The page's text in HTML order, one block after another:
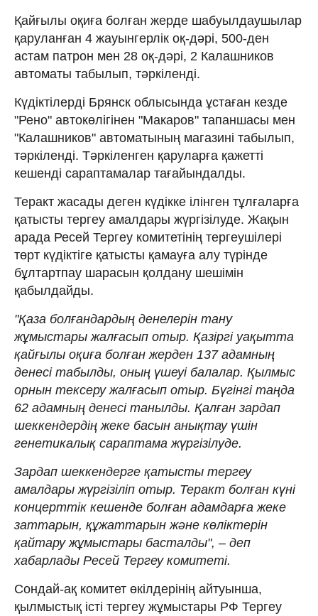
Қайғылы оқиға болған жерде шабуылдаушылар
қаруланған 4 жауынгерлік оқ-дәрі, 500-ден
астам патрон мен 28 оқ-дәрі, 2 Калашников
автоматы табылып, тәркіленді.
Күдіктілерді Брянск облысында ұстаған кезде
"Рено" автокөлігінен "Макаров" тапаншасы мен
"Калашников" автоматының магазині табылып,
тәркіленді. Тәркіленген қаруларға қажетті
кешенді сараптамалар тағайындалды.
Теракт жасады деген күдікке ілінген тұлғаларға
қатысты тергеу амалдары жүргізілуде. Жақын
арада Ресей Тергеу комитетінің тергеушілері
төрт күдіктіге қатысты қамауға алу түрінде
бұлтартпау шарасын қолдану шешімін
қабылдайды.
"Қаза болғандардың денелерін тану
жұмыстары жалғасып отыр. Қазіргі уақытта
қайғылы оқиға болған жерден 137 адамның
денесі табылды, оның үшеуі балалар. Қылмыс
орнын тексеру жалғасып отыр. Бүгінгі таңда
62 адамның денесі танылды. Қалған зардап
шеккендердің жеке басын анықтау үшін
генетикалық сараптама жүргізілуде.
Зардап шеккендерге қатысты тергеу
амалдары жүргізіліп отыр. Теракт болған күні
концерттік кешенде болған адамдарға жеке
заттарын, құжаттарын және көліктерін
қайтару жұмыстары басталды", – деп
хабарлады Ресей Тергеу комитеті.
Сондай-ақ комитет өкілдерінің айтуынша,
қылмыстық істі тергеу жұмыстары РФ Тергеу